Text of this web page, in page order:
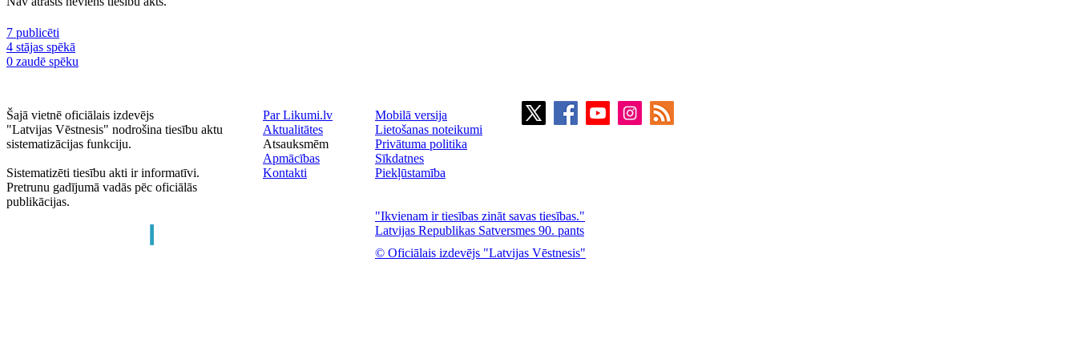
7 publicēti
4 stājas spēkā
0 zaudē spēku
Šajā vietnē oficiālais izdevējs
"Latvijas Vēstnesis" nodrošina tiesību aktu
sistematizācijas funkciju.
Sistematizēti tiesību akti ir informatīvi.
Pretrunu gadījumā vadās pēc oficiālās
publikācijas.
Par Likumi.lv
Aktualitātes
Atsauksmēm
Apmācības
Kontakti
Mobilā versija
Lietošanas noteikumi
Privātuma politika
Sīkdatnes
Piekļūstamība
"Ikvienam ir tiesības zināt savas tiesības."
Latvijas Republikas Satversmes 90. pants
© Oficiālais izdevējs "Latvijas Vēstnesis"